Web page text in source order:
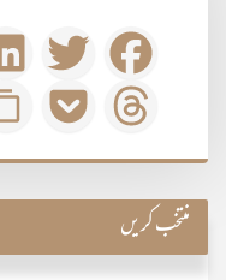
منتخب کریں